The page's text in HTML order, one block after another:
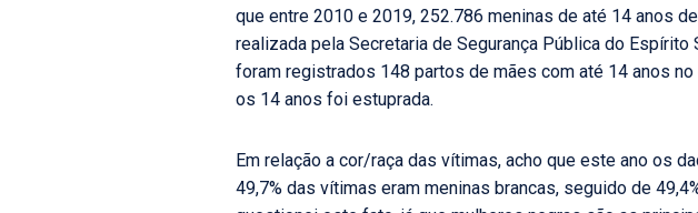
que entre 2010 e 2019, 252.786 meninas de até 14 anos
realizada pela Secretaria de Segurança Pública do
foram registrados 148 partos de mães com até 14 anos no
os 14 anos foi estuprada.
Em relação a cor/raça das vítimas, acho que este ano os
49,7% das vítimas eram meninas brancas, seguido de